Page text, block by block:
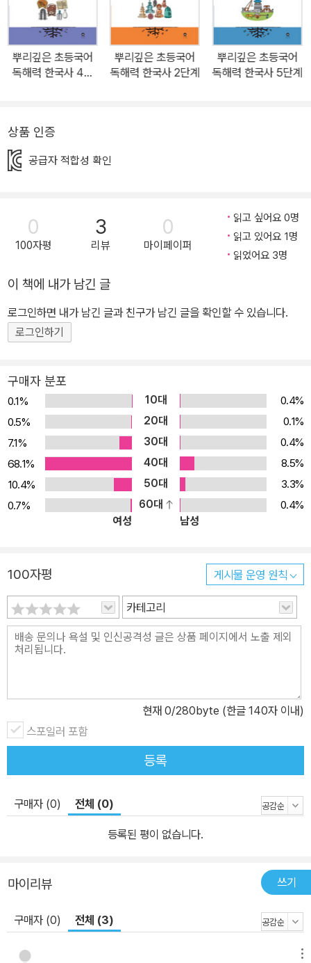
* 교재의 학습 진행 상황을 기록할 수 있는 ‘독해력 나무’와 ‘스스로
학습 붙임딱지’ * 매주 학습한 내용 중 한국사능력검정시험에서 다뤄
지는 내용만 정리한 ‘한국사 정리 노트’ ※본 교재의 지문은 초등학교
3~6학년 학생이 읽기에 좋은 난이도로 맞춰 작성되었습니다.
뿌리깊은 초등국어
독해력 한국사 4단
뿌리깊은 초등국어
독해력 한국사 2단계
뿌리깊은 초등국어
독해력 한국사 5단계
상품 인증
공급자 적합성 확인
0
100자평
3
리뷰
0
마이페이퍼
읽고 싶어요 0명
읽고 있어요 1명
읽었어요 3명
이 책에 내가 남긴 글
로그인하면 내가 남긴 글과 친구가 남긴 글을 확인할 수 있습니다.
로그인하기
구매자 분포
0.1% 10대
0.4%
0.5%
20대
0.1%
7.1%
30대
0.4%
68.1%
40대
8.5%
10.4%
50대
3.3%
0.7%
60대
0.4%
여성
남성
100자평 게시물 운영 원칙
카테고리
현재 0/280byte (한글 140자 이내)
스포일러 포함
등록
구매자 (0) 전체 (0)
등록된 평이 없습니다.
마이리뷰 쓰기
구매자 (0) 전체 (3)